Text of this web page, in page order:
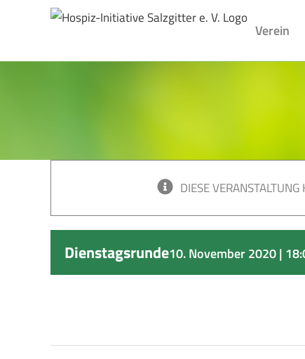
Verein
DIESE
Dienstagsrunde10. November 2020 |